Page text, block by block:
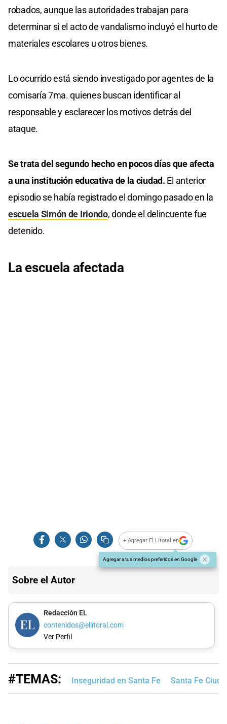
robados, aunque las autoridades trabajan para
determinar si el acto de vandalismo incluyó el hurto de
materiales escolares u otros bienes.
Lo ocurrido está siendo investigado por agentes de la
comisaría 7ma. quienes buscan identificar al
responsable y esclarecer los motivos detrás del
ataque.
Se trata del segundo hecho en pocos días que afecta
a una institución educativa de la ciudad. El anterior
episodio se había registrado el domingo pasado en la
escuela Simón de Iriondo, donde el delincuente fue
detenido.
La escuela afectada
+ Agregar El Litoral en
Agregar a tus medios preferidos en Google
Sobre el Autor
Redacción EL
contenidos@ellitoral.com
Ver Perfil
#TEMAS: Inseguridad en Santa Fe Santa Fe